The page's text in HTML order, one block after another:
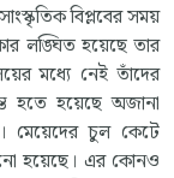
বিপ্লবের সময়
লঙ্ঘিত হয়েছে তার
মধ্যে নেই তাঁদের
হতে হয়েছে অজানা
মেয়েদের চুল কেটে
হয়েছে। এর কোনও